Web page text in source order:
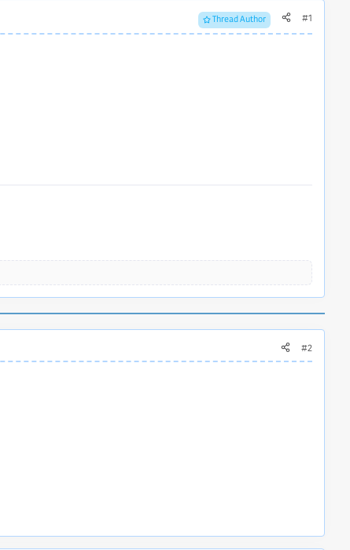
Thread Author #1
#2